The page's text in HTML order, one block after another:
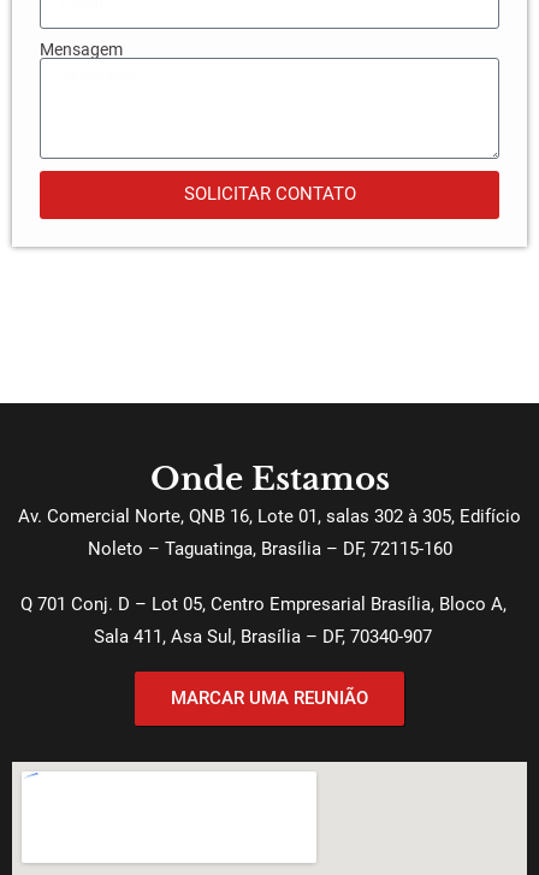
Mensagem
SOLICITAR CONTATO
Onde Estamos
Av. Comercial Norte, QNB 16, Lote 01, salas 302 à 305, Edifício
Noleto – Taguatinga, Brasília – DF, 72115-160
Q 701 Conj. D – Lot 05, Centro Empresarial Brasília, Bloco A,
Sala 411, Asa Sul, Brasília – DF, 70340-907
MARCAR UMA REUNIÃO